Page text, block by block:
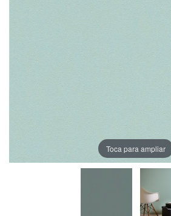
Toca para ampliar